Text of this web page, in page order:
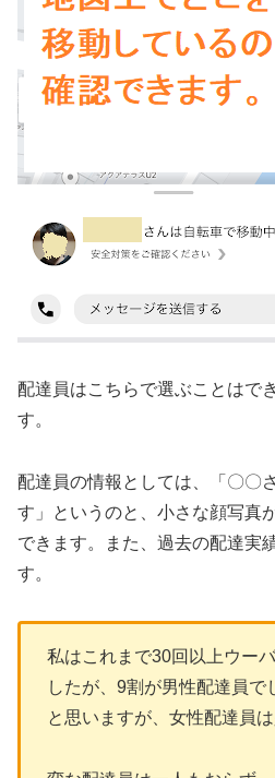
配達員はこちらで選ぶことはで
す。
配達員の情報としては、「〇〇
す」というのと、小さな顔写真
できます。また、過去の配達実
す。
私はこれまで30回以上ウー
したが、9割が男性配達員で
と思いますが、女性配達員は